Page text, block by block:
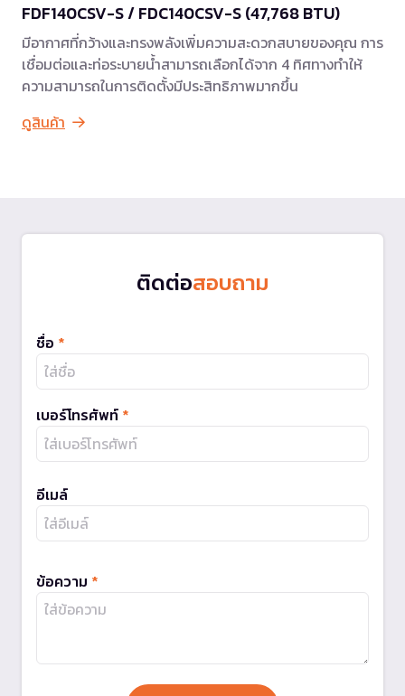
FDF140CSV-S / FDC140CSV-S (47,768 BTU)
มีอากาศที่กว้างและทรงพลังเพิ่มความสะดวกสบายของคุณ การ
เชื่อมต่อและท่อระบายน้ำสามารถเลือกได้จาก 4 ทิศทางทำให้
ความสามารถในการติดตั้งมีประสิทธิภาพมากขึ้น
ดูสินค้า
ติดต่อสอบถาม
ชื่อ *
เบอร์โทรศัพท์ *
อีเมล์
ข้อความ *